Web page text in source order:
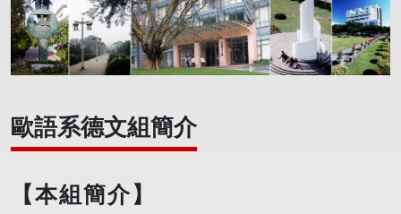
歐語系德文組簡介
【本組簡介】